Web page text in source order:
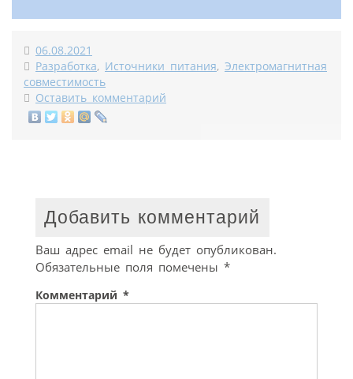
06.08.2021
Разработка, Источники питания, Электромагнитная
совместимость
Оставить комментарий
Добавить комментарий
Ваш адрес email не будет опубликован.
Обязательные поля помечены *
Комментарий *